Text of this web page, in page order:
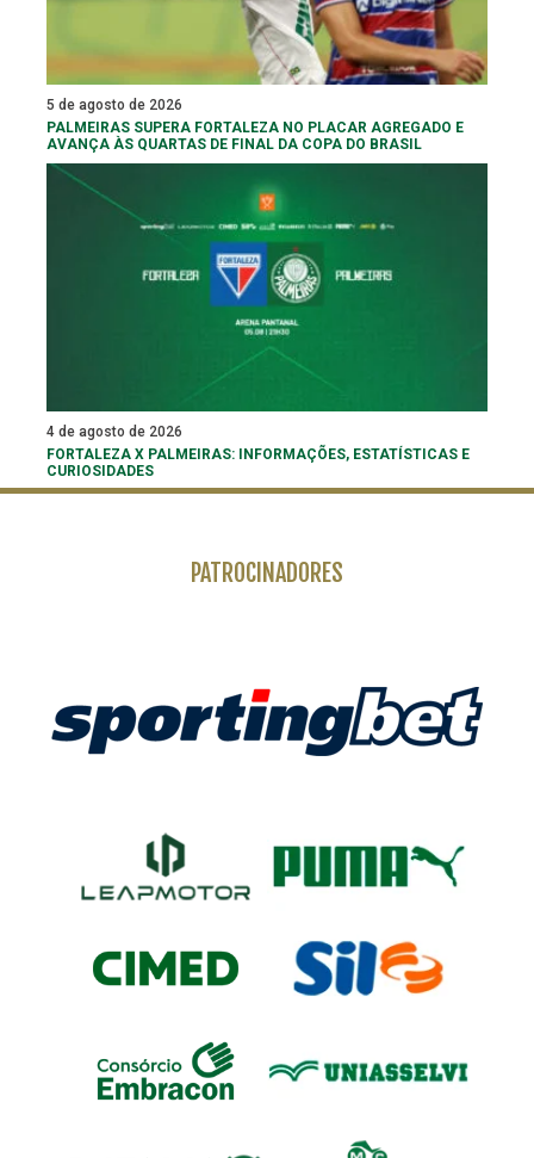
5 de agosto de 2026
PALMEIRAS SUPERA FORTALEZA NO PLACAR AGREGADO E
AVANÇA ÀS QUARTAS DE FINAL DA COPA DO BRASIL
4 de agosto de 2026
FORTALEZA X PALMEIRAS: INFORMAÇÕES, ESTATÍSTICAS E
CURIOSIDADES
PATROCINADORES